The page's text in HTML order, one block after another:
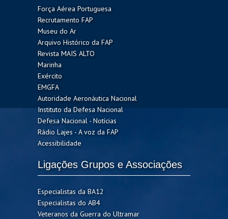
Força Aérea Portuguesa
Recrutamento FAP
Museu do Ar
Arquivo Histórico da FAP
Revista MAIS ALTO
Marinha
Exército
EMGFA
Autoridade Aeronáutica Nacional
Instituto da Defesa Nacional
Defesa Nacional - Notícias
Rádio Lajes - A voz da FAP
Acessibilidade
Ligações Grupos e Associações
Especialistas da BA12
Especialistas do AB4
Veteranos da Guerra do Ultramar